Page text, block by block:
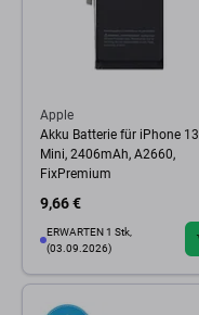
Apple
Akku Batterie für iPhone 13
Mini, 2406mAh, A2660,
FixPremium
9,66 €
ERWARTEN 1 Stk,
(03.09.2026)